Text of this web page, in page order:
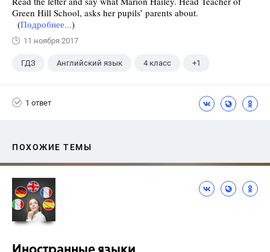
Green Hill School, asks her pupils’ parents about.
(Подробнее...)
11 ноября 2017
ГДЗ Английский язык 4 класс +1
1 ответ
ПОХОЖИЕ ТЕМЫ